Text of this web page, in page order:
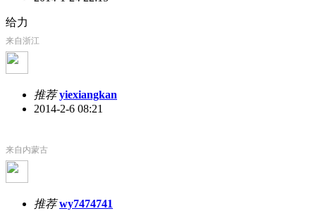
给力
来自浙江
推荐yiexiangkan
2014-2-6 08:21
来自内蒙古
推荐wy7474741